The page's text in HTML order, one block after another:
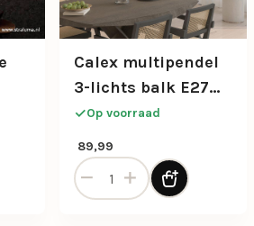
gold 3w e27 aantal
Calex multipendel
3-lichts balk E27
pendels zwart
Op voorraad
89,99
Calex multipendel 3-lichts